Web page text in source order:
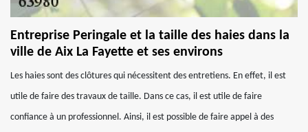
Entreprise Peringale et la taille des haies dans la
ville de Aix La Fayette et ses environs
Les haies sont des clôtures qui nécessitent des entretiens. En effet, il est
utile de faire des travaux de taille. Dans ce cas, il est utile de faire
confiance à un professionnel. Ainsi, il est possible de faire appel à des